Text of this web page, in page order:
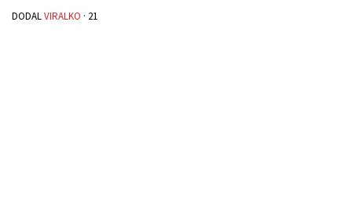
DODALVIRALKO · 21